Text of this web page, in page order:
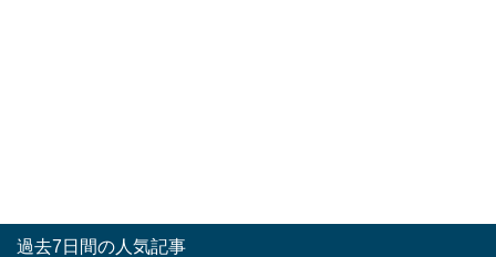
過去7日間の人気記事